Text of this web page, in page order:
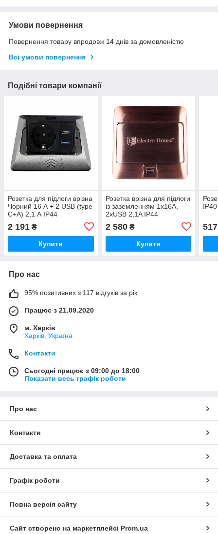
Умови повернення
Повернення товару впродовж 14 днів за домовленістю
Всі умови повернення
Подібні товари компанії
Розетка для підлоги врізна
Чорний 16 А + 2 USB (type
C+A) 2,1 А IP44
2 191 ₴
Купити
Розетка врізна для підлоги
із заземленням 1х16A,
2хUSB 2,1A IP44
2 580₴
Купити
IP40
517
Про нас
95% позитивних з 117 відгуків за рік
Працює з 21.09.2020
м. Харків
Харків, Україна
Контакти
Сьогодні працює з 09:00 до 18:00
Показати весь графік роботи
Про нас
Контакти
Доставка та оплата
Графік роботи
Повна версія сайту
Сайт створено на маркетплейсі Prom.ua